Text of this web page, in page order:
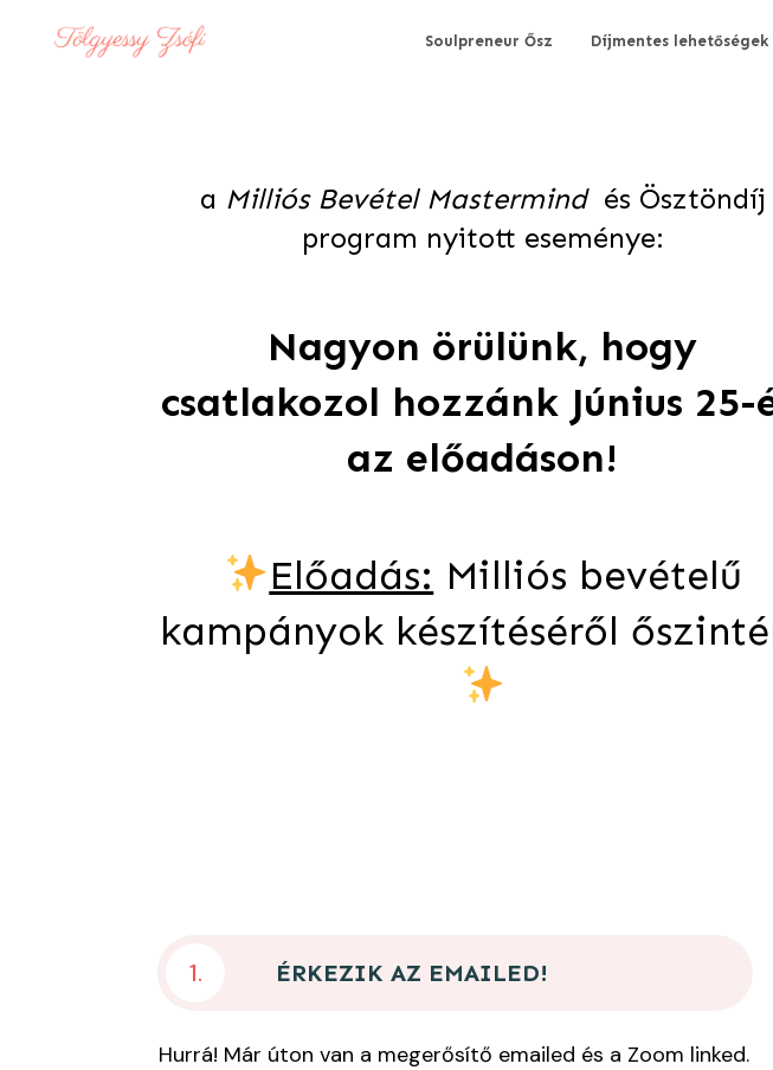
Soulpreneur Ősz Díjmentes lehetőségek
a Milliós Bevétel Mastermindés Ösztöndíj
program nyitott eseménye:
Nagyon örülünk, hogy
csatlakozol hozzánk Június 25-
az előadáson!
Előadás: Milliós bevételű
kampányok készítéséről
1. ÉRKEZIK AZ EMAILED!
Hurrá! Már úton van a megerősítő emailed és a Zoom linked.